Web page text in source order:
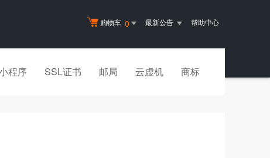
购物车 0 最新公告 帮助中心
程序 SSL证书 邮局 云虚机 商标